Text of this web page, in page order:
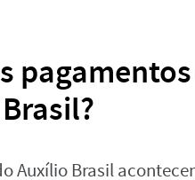
Auxílio Brasil